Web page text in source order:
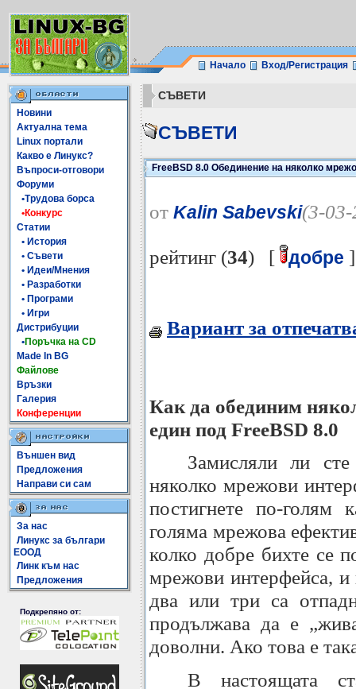
Начало Вход/Регистрация
Новини
Актуална тема
Linux портали
Какво е Линукс?
Въпроси-отговори
Форуми
•Трудова борса
•Конкурс
Статии
• История
• Съвети
• Идеи/Мнения
• Разработки
• Програми
• Игри
Дистрибуции
•Поръчка на CD
Made In BG
Файлове
Връзки
Галерия
Конференции
Външен вид
Предложения
Направи си сам
За нас
Линукс за българи
ЕООД
Линк към нас
Предложения
Подкрепяно от:
СЪВЕТИ
СЪВЕТИ
FreeBSD 8.0 Обединение на няколко
от Kalin Sabevski(3-
рейтинг (34) [ добре
Вариант за
Как да обединим
един под FreeBSD 8.0
Замисляли ли
няколко мрежови
постигнете по-голям
голяма мрежова
колко добре бихте се
мрежови интерфейса,
два или три са
продължава да е
доволни. Ако това е
В настоящата